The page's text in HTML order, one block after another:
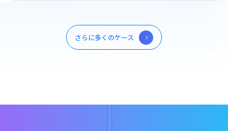
さらに多くのケース